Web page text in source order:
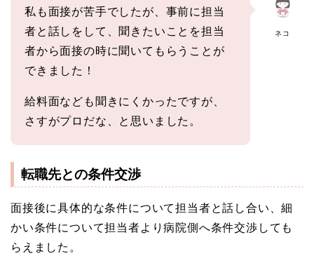
ネコ
私も面接が苦手でしたが、事前に担当
者と話しをして、聞きたいことを担当
者から面接の時に聞いてもらうことが
できました！
給料面なども聞きにくかったですが、
さすがプロだな、と思いました。
転職先との条件交渉
面接後に具体的な条件について担当者と話し合い、細
かい条件について担当者より病院側へ条件交渉しても
らえました。